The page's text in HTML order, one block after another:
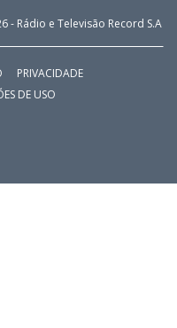
- Rádio e Televisão Record S.A
PRIVACIDADE
DE USO